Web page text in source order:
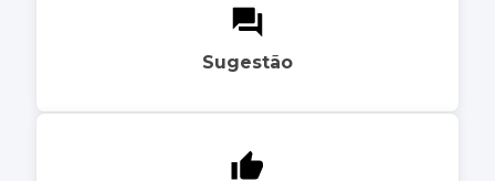
Sugestão